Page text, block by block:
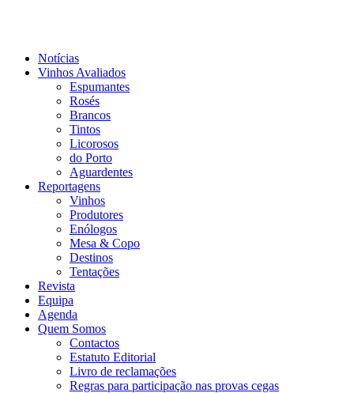
Notícias
Vinhos Avaliados
Espumantes
Rosés
Brancos
Tintos
Licorosos
do Porto
Aguardentes
Reportagens
Vinhos
Produtores
Enólogos
Mesa & Copo
Destinos
Tentações
Revista
Equipa
Agenda
Quem Somos
Contactos
Estatuto Editorial
Livro de reclamações
Regras para participação nas provas cegas